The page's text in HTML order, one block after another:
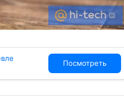
Посмотреть